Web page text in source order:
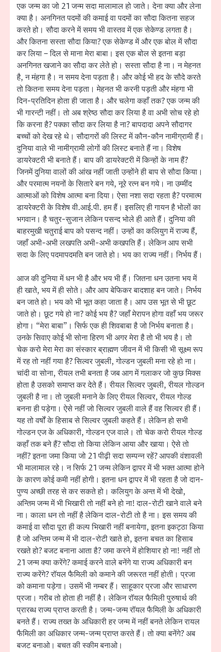
एक जन्म का जो 21 जन्म सदा मालामाल हो जाते। देना क्या और लेना
क्या है। अनगिनत पदमों की कमाई वा पदमों का सौदा कितना सहज
करते हो। सौदा करने में समय भी वास्तव में एक सेकेण्ड लगता है।
और कितना सस्ता सौदा किया? एक सेकेण्ड में और एक बोल में सौदा
कर लिया – दिल से माना मेरा बाबा। इस एक बोल से इतना बड़ा
अनगिनत खजाने का सौदा कर लेते हो। सस्ता सौदा है ना। न मेहनत
है, न मंहगा है। न समय देना पड़ता है। और कोई भी हद के सौदे करते
तो कितना समय देना पड़ता। मेहनत भी करनी पड़ती और मंहगा भी
दिन-प्रतिदिन होता ही जाता है। और चलेगा कहाँ तक? एक जन्म की
भी गारन्टी नहीं। तो अब श्रेष्ठ सौदा कर लिया है वा अभी सोच रहे हो
कि करना है? पक्का सौदा कर लिया है ना? बापदादा अपने सौदागर
बच्चों को देख रहे थे। सौदागरों की लिस्ट में कौन-कौन नामीग्रामी हैं।
दुनिया वाले भी नामीग्रामी लोगों की लिस्ट बनाते हैं ना। विशेष
डायरेक्टरी भी बनाते हैं। बाप की डायरेक्टरी में किन्हों के नाम हैं?
जिनमें दुनिया वालों की आंख नहीं जाती उन्होंने ही बाप से सौदा किया।
और परमात्म नयनों के सितारे बन गये, नूरे रत्न बन गये। ना उम्मींद
आत्माओं को विशेष आत्मा बना दिया। ऐसा नशा सदा रहता है? परमात्म
डायरेक्टरी के विशेष वी.आई.पी. हम हैं। इसलिए ही गायन है भोलों का
भगवान। है चतुर-सुजान लेकिन पसन्द भोले ही आते हैं। दुनिया की
बाहरमुखी चतुराई बाप को पसन्द नहीं। उन्हों का कलियुग में राज्य हैं,
जहाँ अभी-अभी लखपति अभी-अभी कखपति हैं। लेकिन आप सभी
सदा के लिए पदमापदमति बन जाते हो। भय का राज्य नहीं। निर्भय हैं।
आज की दुनिया में धन भी है और भय भी हैं। जितना धन उतना भय में
ही खाते, भय में ही सोते। और आप बेफिकर बादशाह बन जाते। निर्भय
बन जाते हो। भय को भी भूत कहा जाता है। आप उस भूत से भी छूट
जाते हो। छूट गये हो ना? कोई भय है? जहाँ मेरापन होगा वहाँ भय जरूर
होगा। “मेरा बाबा”। सिर्फ एक ही शिवबाबा है जो निर्भय बनाता है।
उनके सिवाए कोई भी सोना हिरण भी अगर मेरा है तो भी भय है। तो
चेक करो मेरा मेरा का संस्कार ब्राह्मण जीवन में भी किसी भी सूक्ष्म रूप
में रह तो नहीं गया है? सिल्वर जुबली, गोल्डन जुबली मना रहे हो ना।
चांदी वा सोना, रीयल तभी बनता है जब आग में गलाकर जो कुछ मिक्स
होता है उसको समाप्त कर देते हैं। रीयल सिल्वर जुबली, रीयल गोल्डन
जुबली है ना। तो जुबली मनाने के लिए रीयल सिल्वर, रीयल गोल्ड
बनना ही पड़ेगा। ऐसे नहीं जो सिल्वर जुबली वाले हैं वह सिल्वर ही हैं।
यह तो वर्षों के हिसाब से सिल्वर जुबली कहते हैं। लेकिन हो सभी
गोल्डन एज के अधिकारी, गोल्डन एज वाले। तो चेक करो रीयल गोल्ड
कहाँ तक बने हैं? सौदा तो किया लेकिन आया और खाया। ऐसे तो
नहीं? इतना जमा किया जो 21 पीढ़ी सदा सम्पन्न रहें? आपकी वंशावली
भी मालामाल रहे। न सिर्फ 21 जन्म लेकिन द्वापर में भी भक्त आत्मा होने
के कारण कोई कमी नहीं होगी। इतना धन द्वापर में भी रहता है जो दान-
पुण्य अच्छी तरह से कर सकते हो। कलियुग के अन्त में भी देखो,
अन्तिम जन्म में भी भिखारी तो नहीं बने हो ना! दाल-रोटी खाने वाले बने
ना। काला धन तो नहीं है लेकिन दाल-रोटी तो है ना। इस समय की
कमाई वा सौदा पूरा ही कल्प भिखारी नहीं बनायेगा, इतना इकट्ठा किया
है जो अन्तिम जन्म में भी दाल-रोटी खाते हो, इतना बचत का हिसाब
रखते हो? बजट बनाना आता है? जमा करने में होशियार हो ना! नहीं तो
21 जन्म क्या करेंगे? कमाई करने वाले बनेंगे या राज्य अधिकारी बन
राज्य करेंगे? रॉयल फैमिली को कमाने की जरूरत नहीं होती। प्रजा
को कमाना पड़ेगा। उसमें भी नम्बर हैं। साहूकार प्रजा और साधारण
प्रजा। गरीब तो होता ही नहीं है। लेकिन रॉयल फैमिली पुरुषार्थ की
प्रारब्ध राज्य प्राप्त करती है। जन्म-जन्म रॉयल फैमिली के अधिकारी
बनते हैं। राज्य तख्त के अधिकारी हर जन्म में नहीं बनते लेकिन रायल
फैमिली का अधिकार जन्म-जन्म प्राप्त करते हैं। तो क्या बनेंगे? अब
बजट बनाओ। बचत की स्कीम बनाओ।